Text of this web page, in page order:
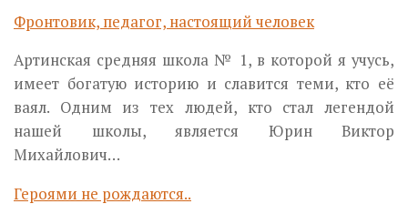
Фронтовик, педагог, настоящий человек
Артинская средняя школа № 1, в которой я учусь,
имеет богатую историю и славится теми, кто её
ваял. Одним из тех людей, кто стал легендой
нашей школы, является Юрин Виктор
Михайлович…
Героями не рождаются..